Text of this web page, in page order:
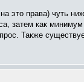
это права)
как
Также